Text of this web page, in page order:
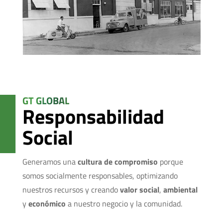
GT GLOBAL
Responsabilidad
Social
Generamos unacultura de compromiso porque
somos socialmente responsables, optimizando
nuestros recursos y creandovalor social, ambiental
yeconómico a nuestro negocio y la comunidad.